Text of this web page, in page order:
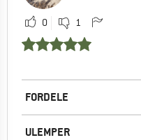
0 1
FORDELE
ULEMPER